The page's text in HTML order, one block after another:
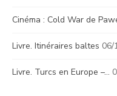
Cinéma : Cold War de
Livre. Itinéraires baltes 06/
Livre. Turcs en Europe –…